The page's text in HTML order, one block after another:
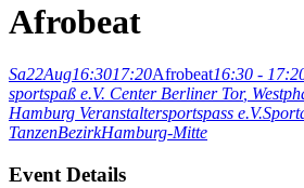
Afrobeat
Sa22Aug16:3017:20Afrobeat16:30 -
sportspaß e.V. Center Berliner Tor,
Hamburg Veranstaltersportspass e.V.
TanzenBezirkHamburg-Mitte
Event Details